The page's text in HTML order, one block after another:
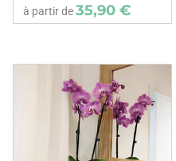
à partir de35,90 €